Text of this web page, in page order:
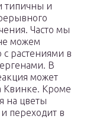
типичны и
Часто мы
можем
с растениями в
В
может
Квинке. Кроме
на цветы
переходит в